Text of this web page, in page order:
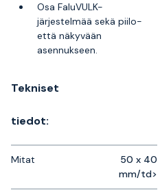
Osa FaluVULK-
järjestelmää sekä piilo-
että näkyvään
asennukseen.
Tekniset
tiedot:
Mitat
50 x 40
mm/td>